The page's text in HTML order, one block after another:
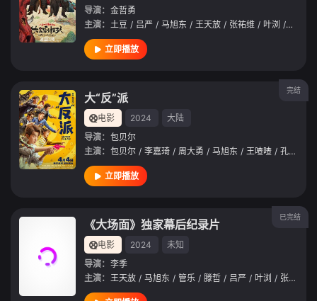
导演： 金哲勇
主演： 土豆 / 吕严 / 马旭东 / 王天放 / 张祐维 / 叶浏 / 蒋诗萌
立即播放
完结
大“反”派
电影 2024
大陆
导演： 包贝尔
主演： 包贝尔 / 李嘉琦 / 周大勇 / 马旭东 / 王喳喳 / 孔梓柔
立即播放
已完结
《大场面》独家幕后纪录片
电影 2024
未知
导演： 李季
主演： 王天放 / 马旭东 / 管乐 / 滕哲 / 吕严 / 叶浏 / 张祐维